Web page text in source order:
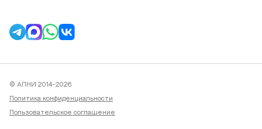
© АПНИ 2014-2026
Политика конфиденциальности
Пользовательское соглашение